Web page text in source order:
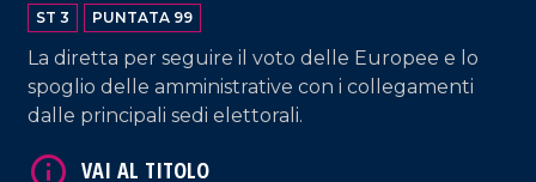
ST 3 PUNTATA 99
La diretta per seguire il voto delle Europee e lo
spoglio delle amministrative con i collegamenti
dalle principali sedi elettorali.
VAI AL TITOLO